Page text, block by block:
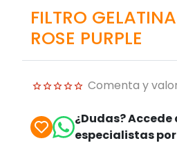
FILTRO
ROSE PURPLE
Comenta y
¿Dudas?
especialistas